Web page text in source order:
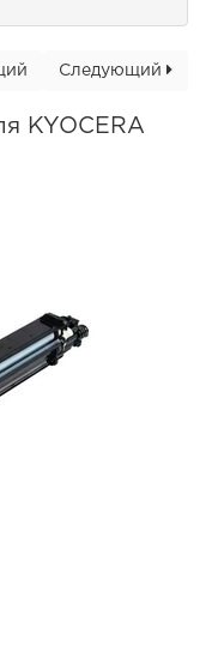
Следующий
KYOCERA